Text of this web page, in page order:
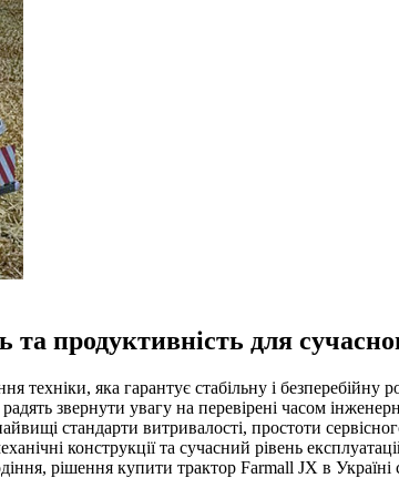
продуктивність для
техніки, яка гарантує стабільну і
звернути увагу на перевірені часом
стандарти витривалості, простоти
конструкції та сучасний рівень
рішення купити трактор Farmall JX в Україні